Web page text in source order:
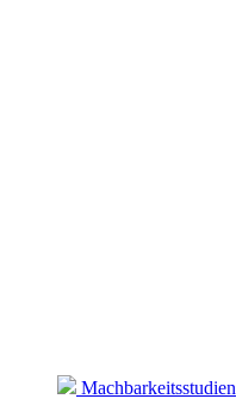
Machbarkeitsstudien